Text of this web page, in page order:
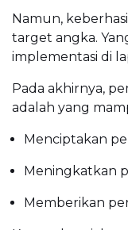
Namun,
target angka.
implementasi di
Pada akhirnya,
adalah yang
Menciptakan
Meningkatkan
Memberikan